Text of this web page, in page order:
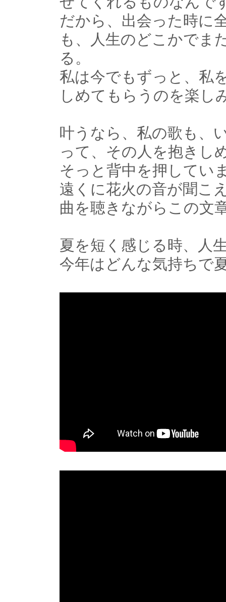
だから、出会った時に
も、人生のどこかでま
る。
私は今でもずっと、私
しめてもらうのを楽し
叶うなら、私の歌も、
って、その人を抱きし
そっと背中を押してい
遠くに花火の音が聞こ
曲を聴きながらこの文
夏を短く感じる時、人
今年はどんな気持ちで